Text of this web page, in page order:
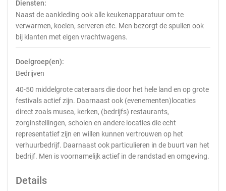
Diensten:
Naast de aankleding ook alle keukenapparatuur om te
verwarmen, koelen, serveren etc. Men bezorgt de spullen ook
bij klanten met eigen vrachtwagens.
Doelgroep(en):
Bedrijven
40-50 middelgrote cateraars die door het hele land en op grote
festivals actief zijn. Daarnaast ook (evenementen)locaties
direct zoals musea, kerken, (bedrijfs) restaurants,
zorginstellingen, scholen en andere locaties die echt
representatief zijn en willen kunnen vertrouwen op het
verhuurbedrijf. Daarnaast ook particulieren in de buurt van het
bedrijf. Men is voornamelijk actief in de randstad en omgeving.
Details